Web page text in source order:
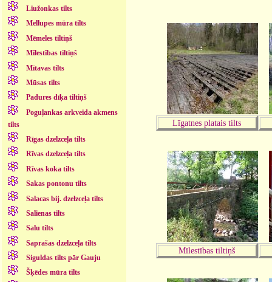
Liužonkas tilts
Mellupes mūra tilts
Mēmeles tiltiņš
Mīlestības tiltiņš
Mītavas tilts
Mūsas tilts
Padures dīķa tiltiņš
Poguļankas arkveida akmens
tilts
Rīgas dzelzceļa tilts
Rīvas dzelzceļa tilts
Rīvas koka tilts
Sakas pontonu tilts
Salacas bij. dzelzceļa tilts
Salienas tilts
Salu tilts
Saprašas dzelzceļa tilts
Siguldas tilts pār Gauju
Šķēdes mūra tilts
Līgatnes platais tilts
Mīlestības tiltiņš